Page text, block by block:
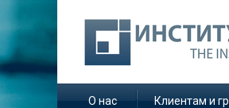
О нас Клиентам и